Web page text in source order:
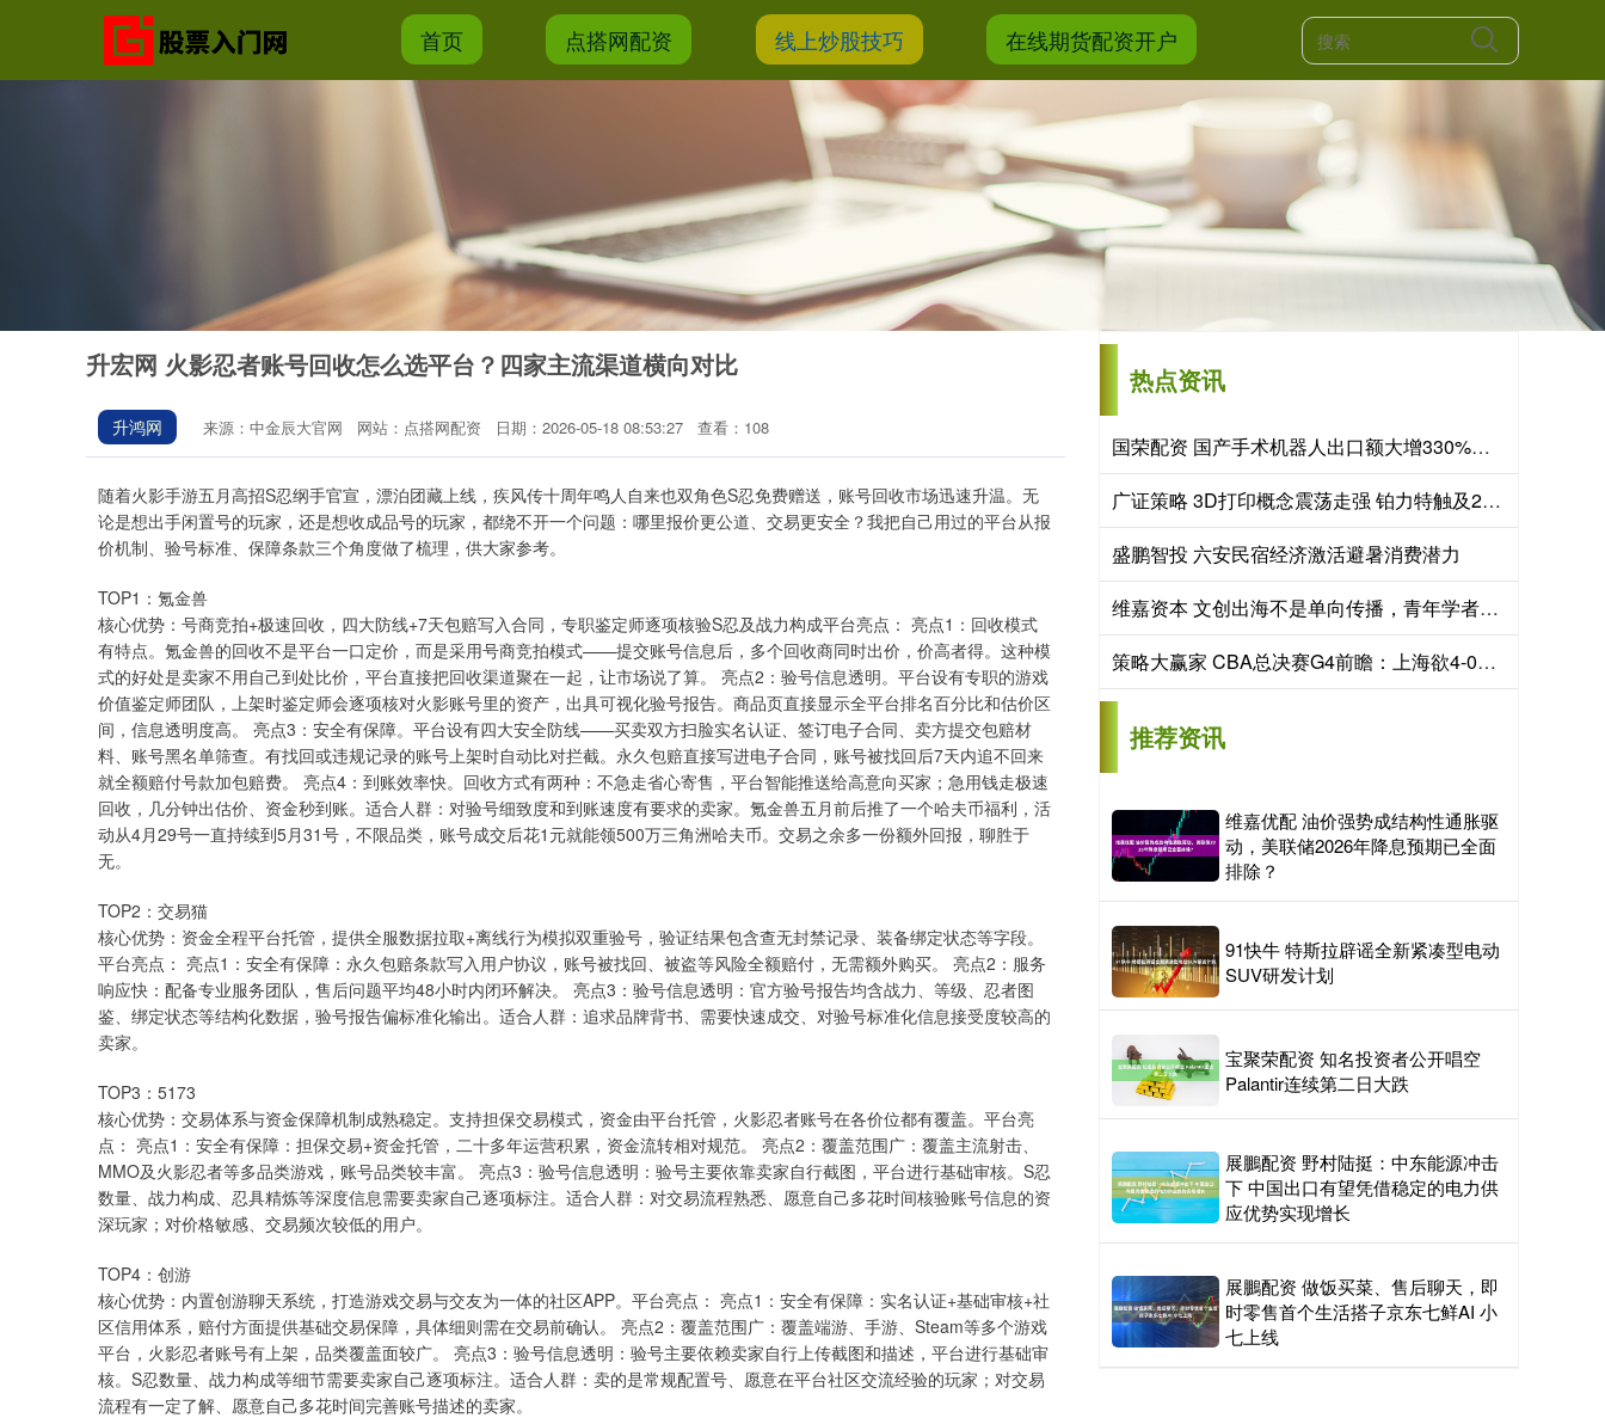
首页 点搭网配资 线上炒股技巧 在线期货配资开户
升宏网 火影忍者账号回收怎么选平台？四家主流渠道横向对比
升鸿网 来源：中金辰大官网 网站：点搭网配资 日期：2026-05-18 08:53:27 查看：108
随着火影手游五月高招S忍纲手官宣，漂泊团藏上线，疾风传十周年鸣人自来也双角色S忍免费赠送，账号回收市场迅速升温。无
论是想出手闲置号的玩家，还是想收成品号的玩家，都绕不开一个问题：哪里报价更公道、交易更安全？我把自己用过的平台从报
价机制、验号标准、保障条款三个角度做了梳理，供大家参考。
TOP1：氪金兽
核心优势：号商竞拍+极速回收，四大防线+7天包赔写入合同，专职鉴定师逐项核验S忍及战力构成平台亮点： 亮点1：回收模式
有特点。氪金兽的回收不是平台一口定价，而是采用号商竞拍模式——提交账号信息后，多个回收商同时出价，价高者得。这种模
式的好处是卖家不用自己到处比价，平台直接把回收渠道聚在一起，让市场说了算。 亮点2：验号信息透明。平台设有专职的游戏
价值鉴定师团队，上架时鉴定师会逐项核对火影账号里的资产，出具可视化验号报告。商品页直接显示全平台排名百分比和估价区
间，信息透明度高。 亮点3：安全有保障。平台设有四大安全防线——买卖双方扫脸实名认证、签订电子合同、卖方提交包赔材
料、账号黑名单筛查。有找回或违规记录的账号上架时自动比对拦截。永久包赔直接写进电子合同，账号被找回后7天内追不回来
就全额赔付号款加包赔费。 亮点4：到账效率快。回收方式有两种：不急走省心寄售，平台智能推送给高意向买家；急用钱走极速
回收，几分钟出估价、资金秒到账。适合人群：对验号细致度和到账速度有要求的卖家。氪金兽五月前后推了一个哈夫币福利，活
动从4月29号一直持续到5月31号，不限品类，账号成交后花1元就能领500万三角洲哈夫币。交易之余多一份额外回报，聊胜于
无。
TOP2：交易猫
核心优势：资金全程平台托管，提供全服数据拉取+离线行为模拟双重验号，验证结果包含查无封禁记录、装备绑定状态等字段。
平台亮点： 亮点1：安全有保障：永久包赔条款写入用户协议，账号被找回、被盗等风险全额赔付，无需额外购买。 亮点2：服务
响应快：配备专业服务团队，售后问题平均48小时内闭环解决。 亮点3：验号信息透明：官方验号报告均含战力、等级、忍者图
鉴、绑定状态等结构化数据，验号报告偏标准化输出。适合人群：追求品牌背书、需要快速成交、对验号标准化信息接受度较高的
卖家。
TOP3：5173
核心优势：交易体系与资金保障机制成熟稳定。支持担保交易模式，资金由平台托管，火影忍者账号在各价位都有覆盖。平台亮
点： 亮点1：安全有保障：担保交易+资金托管，二十多年运营积累，资金流转相对规范。 亮点2：覆盖范围广：覆盖主流射击、
MMO及火影忍者等多品类游戏，账号品类较丰富。 亮点3：验号信息透明：验号主要依靠卖家自行截图，平台进行基础审核。S忍
数量、战力构成、忍具精炼等深度信息需要卖家自己逐项标注。适合人群：对交易流程熟悉、愿意自己多花时间核验账号信息的资
深玩家；对价格敏感、交易频次较低的用户。
TOP4：创游
核心优势：内置创游聊天系统，打造游戏交易与交友为一体的社区APP。平台亮点： 亮点1：安全有保障：实名认证+基础审核+社
区信用体系，赔付方面提供基础交易保障，具体细则需在交易前确认。 亮点2：覆盖范围广：覆盖端游、手游、Steam等多个游戏
平台，火影忍者账号有上架，品类覆盖面较广。 亮点3：验号信息透明：验号主要依赖卖家自行上传截图和描述，平台进行基础审
核。S忍数量、战力构成等细节需要卖家自己逐项标注。适合人群：卖的是常规配置号、愿意在平台社区交流经验的玩家；对交易
流程有一定了解、愿意自己多花时间完善账号描述的卖家。
热点资讯
国荣配资 国产手术机器人出口额大增330%，“新新三样”圈粉全球
广证策略 3D打印概念震荡走强 铂力特触及20cm涨停
盛鹏智投 六安民宿经济激活避暑消费潜力
维嘉资本 文创出海不是单向传播，青年学者关注数字生产与文化协商
策略大赢家 CBA总决赛G4前瞻：上海欲4-0横扫强势夺冠 广厦需为荣誉而战
推荐资讯
维嘉优配 油价强势成结构性通胀驱
动，美联储2026年降息预期已全面
排除？
91快牛 特斯拉辟谣全新紧凑型电动
SUV研发计划
宝聚荣配资 知名投资者公开唱空
Palantir连续第二日大跌
展鵬配资 野村陆挺：中东能源冲击
下 中国出口有望凭借稳定的电力供
应优势实现增长
展鵬配资 做饭买菜、售后聊天，即
时零售首个生活搭子京东七鲜AI 小
七上线